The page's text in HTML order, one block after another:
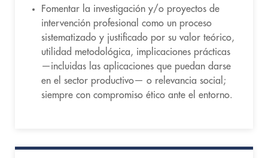
Fomentar la investigación y/o proyectos de
intervención profesional como un proceso
sistematizado y justificado por su valor teórico,
utilidad metodológica, implicaciones prácticas
—incluidas las aplicaciones que puedan darse
en el sector productivo— o relevancia social;
siempre con compromiso ético ante el entorno.